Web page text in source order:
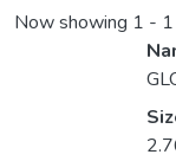
Now showing 1 -